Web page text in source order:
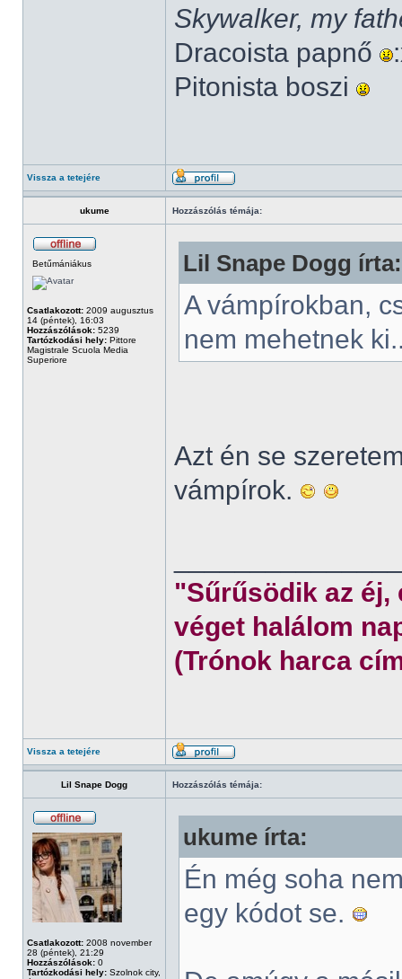
Skywalker, my
Dracoista papnő
Pitonista boszi
Vissza a tetejére
ukume Hozzászólás témája:
Betűmániákus
Csatlakozott: 2009 augusztus
14 (péntek), 16:03
Hozzászólások: 5239
Tartózkodási hely: Pittore
Magistrale Scuola Media
Superiore
Lil Snape Dogg írta:
A vámpírokban,
nem mehetnek
Azt én se
vámpírok.
"Sűrűsödik az éj,
véget halálom
(Trónok harca
Vissza a tetejére
Lil Snape Dogg Hozzászólás témája:
Csatlakozott: 2008 november
28 (péntek), 21:29
Hozzászólások: 0
Tartózkodási hely: Szolnok city,
ukume írta:
Én még soha
egy kódot se.